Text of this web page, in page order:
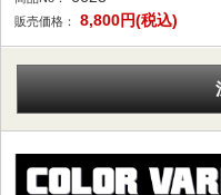
販売価格： 8,800円(税込)